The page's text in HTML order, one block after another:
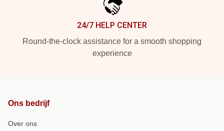
24/7 HELP CENTER
Round-the-clock assistance for a smooth shopping
experience
Ons bedrijf
Over ons